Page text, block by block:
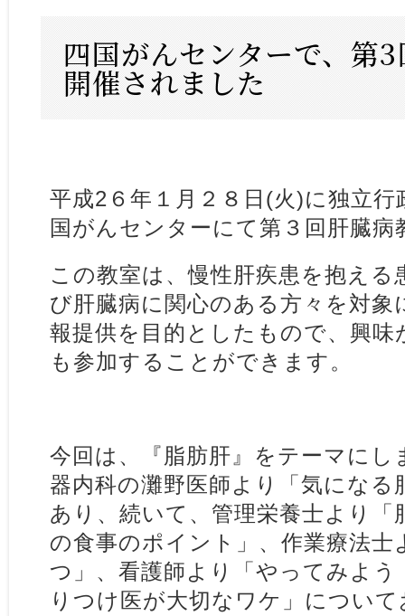
四国がんセンターで、第
開催されました
平成2６年１月２８日(火)に独立行
国がんセンターにて第３回肝臓
この教室は、慢性肝疾患を抱え
び肝臓病に関心のある方々を対象
報提供を目的としたもので、興
も参加することができます。
今回は、『脂肪肝』をテーマにし
器内科の灘野医師より「気にな
あり、続いて、管理栄養士より
の食事のポイント」、作業療法士
つ」、看護師より「やってみよう
りつけ医が大切なワケ」につい